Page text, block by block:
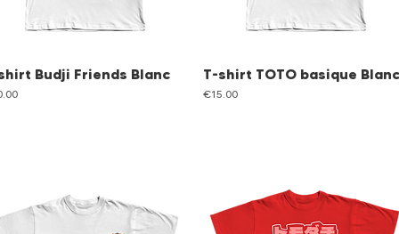
Budji Friends Blanc T-shirt TOTO basique Blanc
Price
€15.00